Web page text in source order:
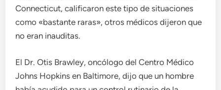
Connecticut, calificaron este tipo de situaciones
como «bastante raras», otros médicos dijeron que
no eran inauditas.
El Dr. Otis Brawley, oncólogo del Centro Médico
Johns Hopkins en Baltimore, dijo que un hombre